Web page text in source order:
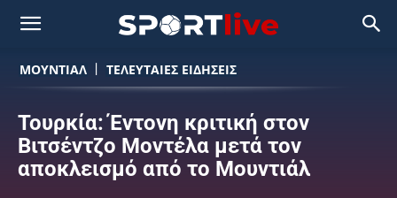
ΜΟΥΝΤΙΆΛ ΤΕΛΕΥΤΑΙΕΣ ΕΙΔΗΣΕΙΣ
Τουρκία: Έντονη κριτική στον
Βιτσέντζο Μοντέλα μετά τον
αποκλεισμό από το Μουντιάλ